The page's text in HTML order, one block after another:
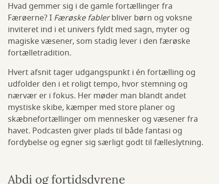
Hvad gemmer sig i de gamle fortællinger fra
Færøerne? I Færøske fablerbliver børn og voksne
inviteret ind i et univers fyldt med sagn, myter og
magiske væsener, som stadig lever i den færøske
fortælletradition.
Hvert afsnit tager udgangspunkt i én fortælling og
udfolder den i et roligt tempo, hvor stemning og
nærvær er i fokus. Her møder man blandt andet
mystiske skibe, kæmper med store planer og
skæbnefortællinger om mennesker og væsener fra
havet. Podcasten giver plads til både fantasi og
fordybelse og egner sig særligt godt til fælleslytning.
Abdi og fortidsdyrene